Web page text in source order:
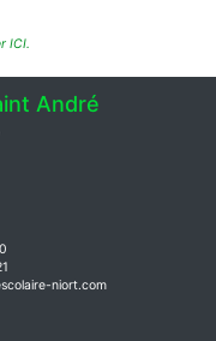
ICI.
André
niort.com